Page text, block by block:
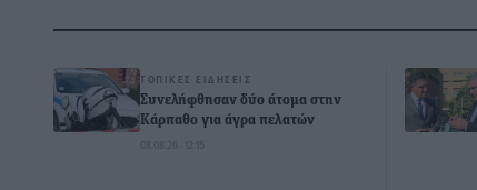
ΤΟΠΙΚΈΣ ΕΙΔΉΣΕΙΣ
Συνελήφθησαν δύο άτομα στην
Κάρπαθο για άγρα πελατών
08.08.26 · 12:15